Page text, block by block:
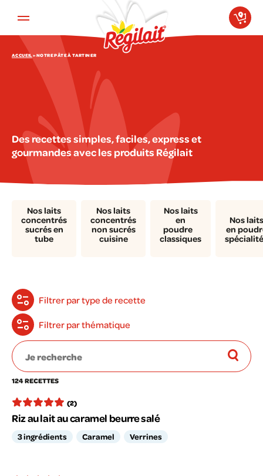
ACCUEIL»NOTRE PÂTE À TARTINER
Des recettes simples, faciles, express et
gourmandes avec les produits Régilait
Nos laits
concentrés
sucrés en
tube
Nos laits
concentrés
non sucrés
cuisine
Nos laits
en
poudre
classiques
Nos laits
en
Filtrer par type de recette
Filtrer par thématique
124 RECETTES
(2)
Riz au lait au caramel beurre salé
3 ingrédients Caramel Verrines